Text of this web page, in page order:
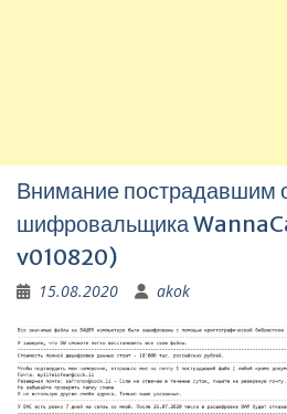
Внимание пострадавшим
шифровальщика
v010820)
15.08.2020 akok